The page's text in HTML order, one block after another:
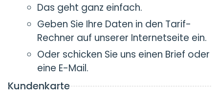
Das geht ganz einfach.
Geben Sie Ihre Daten in den Tarif-
Rechner auf unserer Internetseite ein.
Oder schicken Sie uns einen Brief oder
eine E-Mail.
Kundenkarte